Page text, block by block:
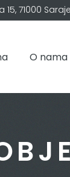
15, 71000
O nama